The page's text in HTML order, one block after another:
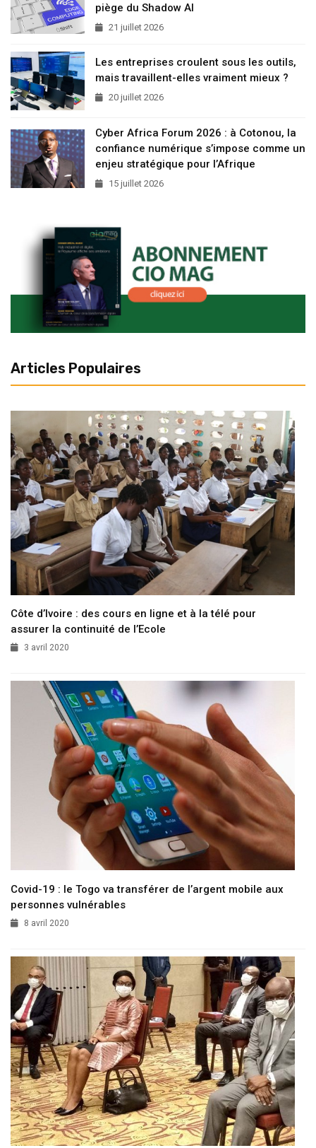
piège du Shadow AI
21 juillet 2026
Les entreprises croulent sous les outils,
mais travaillent-elles vraiment mieux ?
20 juillet 2026
Cyber Africa Forum 2026 : à Cotonou, la
confiance numérique s’impose comme un
enjeu stratégique pour l’Afrique
15 juillet 2026
Articles Populaires
Côte d’Ivoire : des cours en ligne et à la télé pour
assurer la continuité de l’Ecole
3 avril 2020
Covid-19 : le Togo va transférer de l’argent mobile aux
personnes vulnérables
8 avril 2020